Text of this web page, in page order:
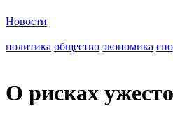
Новости
политика общество экономика
О рисках